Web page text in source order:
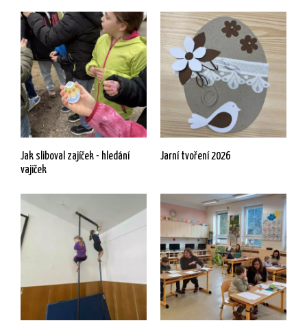
Jak sliboval zajíček - hledání
vajíček
Jarní tvoření 2026